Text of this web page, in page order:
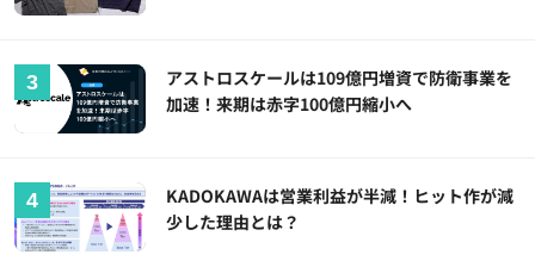
アストロスケールは109億円増資で防衛事業を
加速！来期は赤字100億円縮小へ
KADOKAWAは営業利益が半減！ヒット作が減
少した理由とは？